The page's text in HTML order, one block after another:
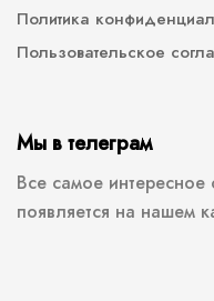
Политика
Пользовательское
Мы в телеграм
Все самое интересное
появляется на нашем